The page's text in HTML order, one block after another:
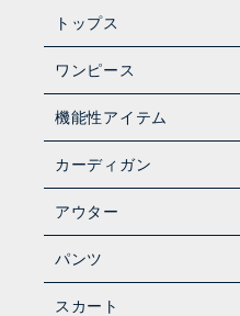
トップス
ワンピース
機能性アイテム
カーディガン
アウター
パンツ
スカート